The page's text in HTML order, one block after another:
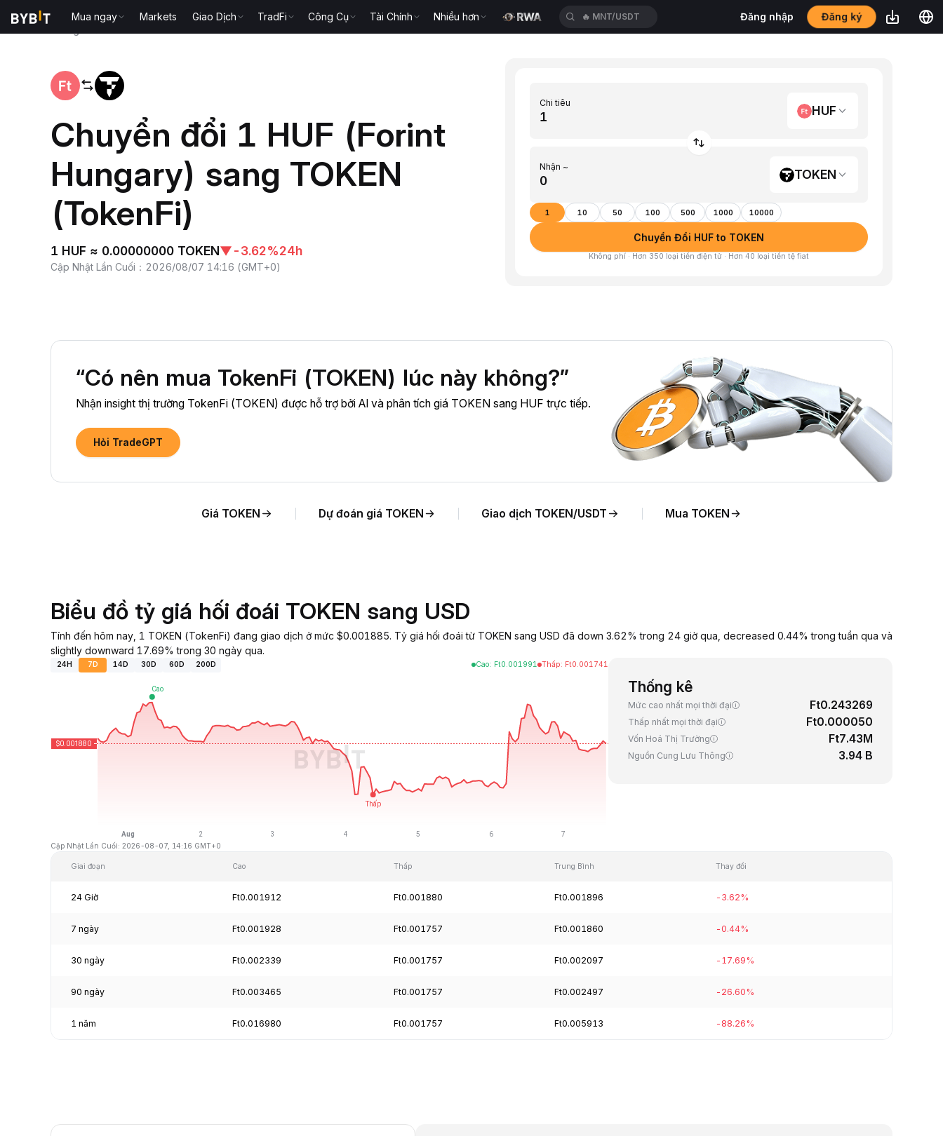
Mua ngay Markets Giao Dịch TradFi Công Cụ Tài Chính Nhiều hơn
🔥 ETH/USDT
Đăng nhập Đăng ký
Chuyển đổi 1 HUF (Forint
Hungary) sang TOKEN
(TokenFi)
1 HUF ≈ 0.00000000 TOKEN▼-3.62%24h
Cập Nhật Lần Cuối ： 2026/08/07 14:16 (GMT+0)
Chi tiêu
HUF
Nhận ~
TOKEN
1 10 50 100 500 1000 10000
Chuyển Đổi HUF to TOKEN
Không phí · Hơn 350 loại tiền điện tử · Hơn 40 loại tiền tệ fiat
“Có nên mua TokenFi (TOKEN) lúc này không?”
Nhận insight thị trường TokenFi (TOKEN) được hỗ trợ bởi AI và phân tích giá TOKEN sang HUF trực tiếp.
Hỏi TradeGPT
Giá TOKEN Dự đoán giá TOKEN Giao dịch TOKEN/USDT Mua TOKEN
Biểu đồ tỷ giá hối đoái TOKEN sang USD
Tính đến hôm nay, 1 TOKEN (TokenFi) đang giao dịch ở mức $0.001885. Tỷ giá hối đoái từ TOKEN sang USD đã down 3.62% trong 24 giờ qua, decreased 0.44% trong tuần qua và
slightly downward 17.69% trong 30 ngày qua.
24H 7D 14D 30D 60D 200D Cao: Ft0.001991 Thấp: Ft0.001741
Cập Nhật Lần Cuối: 2026-08-07, 14:16 GMT+0
Thống kê
Mức cao nhất mọi thời đại Ft0.243269
Thấp nhất mọi thời đại Ft0.000050
Vốn Hoá Thị Trường Ft7.43M
Nguồn Cung Lưu Thông 3.94 B
Giai đoạn Cao Thấp Trung Bình Thay đổi
24 Giờ Ft0.001912 Ft0.001880 Ft0.001896 -3.62%
7 ngày Ft0.001928 Ft0.001757 Ft0.001860 -0.44%
30 ngày Ft0.002339 Ft0.001757 Ft0.002097 -17.69%
90 ngày Ft0.003465 Ft0.001757 Ft0.002497 -26.60%
1 năm Ft0.016980 Ft0.001757 Ft0.005913 -88.26%